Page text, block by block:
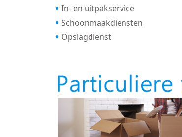
In- en uitpakservice
Schoonmaakdiensten
Opslagdienst